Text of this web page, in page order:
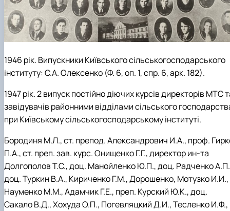
1946 рік. Випускники Київського сільськогосподарського
інституту: С.А. Олексенко (Ф. 6, оп. 1, спр. 6, арк. 182).
1947 рік. 2 випуск постійно діючих курсів директорів МТС
завідувачів районними відділами сільського
при Київському сільськогосподарському інституті.
Бородиня М.Л., ст. препод. Александрович И.А., проф.
П.А., ст. преп. зав. курс. Онищенко Г.Г., директор ин-та
Долгополов Т.С., доц. Манойленко Ю.П., доц. Радченко
доц. Туркин В.А., Кириченко Г.М., Дорошенко, Мотузко И.И.,
Науменко М.М., Адамчик Г.Е., преп. Курский Ю.К., доц.
Сакало В.Д., Хохуда О.П., Погевляцкий Д.И., Тесленко И.Ф.,